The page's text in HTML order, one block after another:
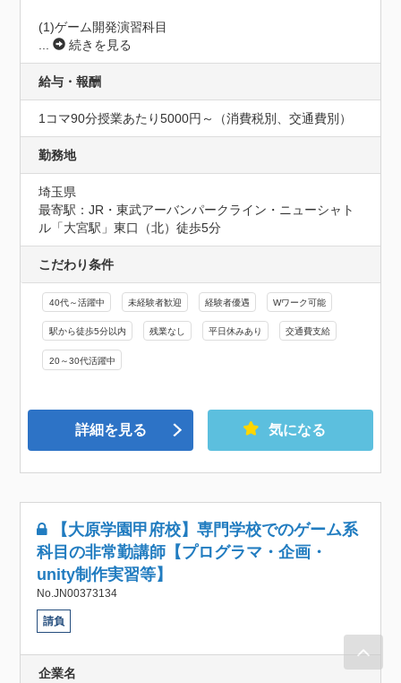
...
続きを見る
給与・報酬
1コマ90分授業あたり5000円～（消費税別、交通費別）
勤務地
埼玉県
最寄駅：JR・東武アーバンパークライン・ニューシャト
ル「大宮駅」東口（北）徒歩5分
こだわり条件
40代～活躍中 未経験者歓迎 経験者優遇 Wワーク可能
駅から徒歩5分以内 残業なし 平日休みあり 交通費支給
20～30代活躍中
詳細を見る 気になる
【大原学園甲府校】専門学校でのゲーム系
科目の非常勤講師【プログラマ・企画・
unity制作実習等】
No.JN00373134
請負
企業名